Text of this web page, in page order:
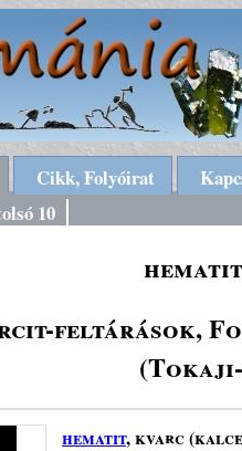
Cikk, Folyóirat
10
feltárások,
hematit, kvarc